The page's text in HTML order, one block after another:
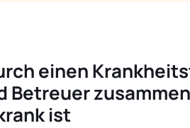
einen
Betreuer
ist